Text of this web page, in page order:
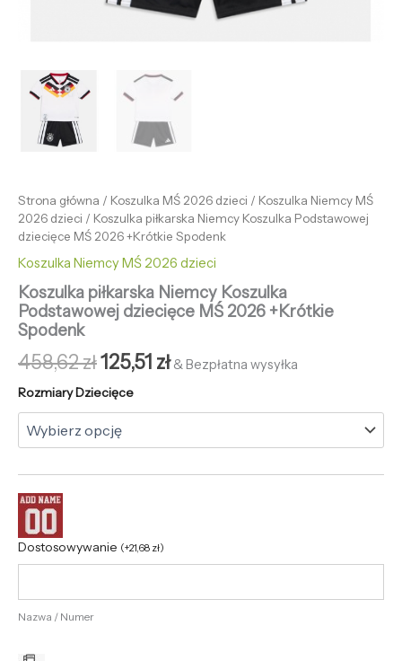
Strona główna / Koszulka MŚ 2026 dzieci / Koszulka Niemcy MŚ
2026 dzieci / Koszulka piłkarska Niemcy Koszulka Podstawowej
dziecięce MŚ 2026 +Krótkie Spodenk
Koszulka Niemcy MŚ 2026 dzieci
Koszulka piłkarska Niemcy Koszulka
Podstawowej dziecięce MŚ 2026 +Krótkie
Spodenk
458,62zł125,51 zł & Bezpłatna wysyłka
Rozmiary Dziecięce
Dostosowywanie (+21,68 zł)
Nazwa / Numer